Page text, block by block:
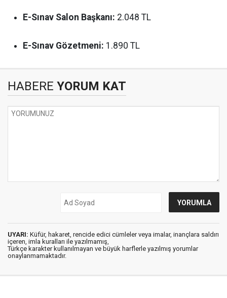
E-Sınav Salon Başkanı: 2.048 TL
E-Sınav Gözetmeni: 1.890 TL
HABERE YORUM KAT
UYARI: Küfür, hakaret, rencide edici cümleler veya imalar, inançlara saldırı
içeren, imla kuralları ile yazılmamış,
Türkçe karakter kullanılmayan ve büyük harflerle yazılmış yorumlar
onaylanmamaktadır.